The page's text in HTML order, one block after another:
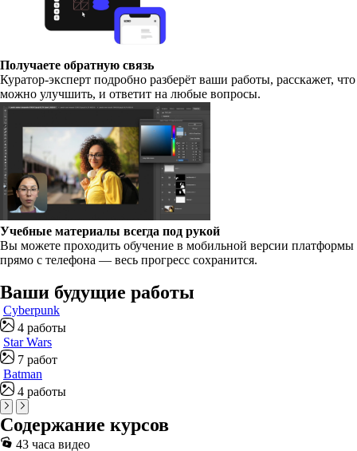
Получаете обратную связь
Куратор-эксперт подробно разберёт ваши работы, расскажет, что
можно улучшить, и ответит на любые вопросы.
Учебные материалы всегда под рукой
Вы можете проходить обучение в мобильной версии платформы
прямо с телефона — весь прогресс сохранится.
Ваши будущие работы
Cyberpunk
4 работы
Star Wars
7 работ
Batman
4 работы
Содержание курсов
43 часа видео